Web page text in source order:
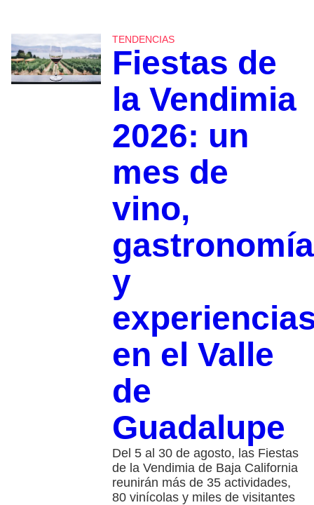
TENDENCIAS
Fiestas de
la Vendimia
2026: un
mes de
vino,
gastronomía
y
en el Valle
de
Guadalupe
Del 5 al 30 de agosto, las Fiestas
de la Vendimia de Baja California
reunirán más de 35 actividades,
80 vinícolas y miles de visitantes